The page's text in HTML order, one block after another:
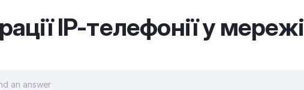
IP-телефонії у мережі